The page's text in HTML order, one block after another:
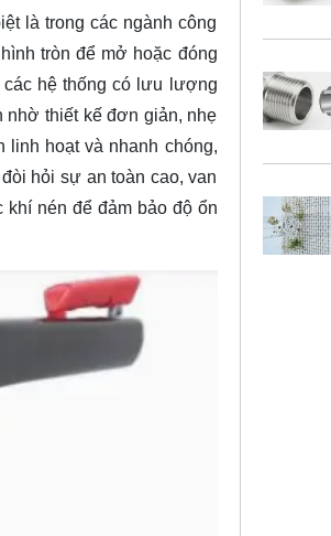
là trong các ngành công
tròn để mở hoặc đóng
hệ thống có lưu lượng
thiết kế đơn giản, nhẹ
linh hoạt và nhanh chóng,
hỏi sự an toàn cao, van
nén để đảm bảo độ ổn